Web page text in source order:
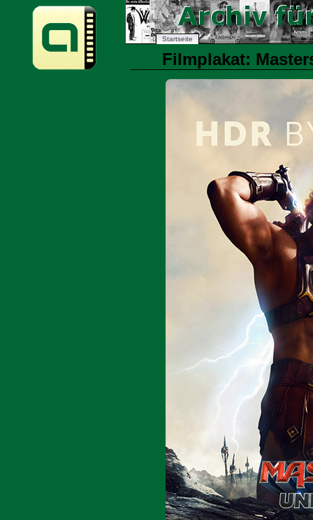
Startseite
Filmplakat: